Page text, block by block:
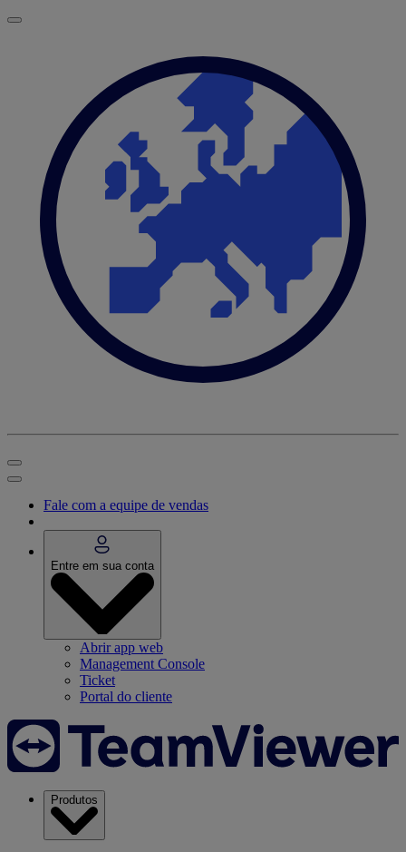
Fale com a equipe de vendas
Entre em sua conta
Abrir app web
Management Console
Ticket
Portal do cliente
Produtos